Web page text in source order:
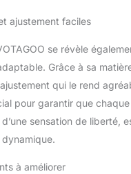
monde peut
confort. Il y a
qui répondent
de stockage
certains
Occasions
ajustement faciles
se révèle
Grâce à sa
qui le rend
pour garantir que
sensation de liberté,
à améliorer